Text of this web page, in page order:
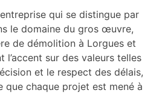
qui se distingue par
le domaine du gros œuvre,
de démolition à Lorgues et
l’accent sur des valeurs telles
et le respect des délais,
que chaque projet est mené à